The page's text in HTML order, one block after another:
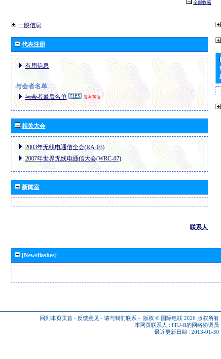
全部收缩
一般信息
代表注册
有用信息
与会者名单
与会者最后名单 仅有英文
相关大会
2003年无线电通信全会(RA-03)
2007年世界无线电通信大会(WRC-07)
新闻室
联系人
[Newsflashes]
回到本页页首 - 反馈意见 - 请与我们联系 - 版权 © 国际电联 2026 版权所有
本网页联系人 : ITU-R的网络协调员
最近更新日期 : 2013-01-30